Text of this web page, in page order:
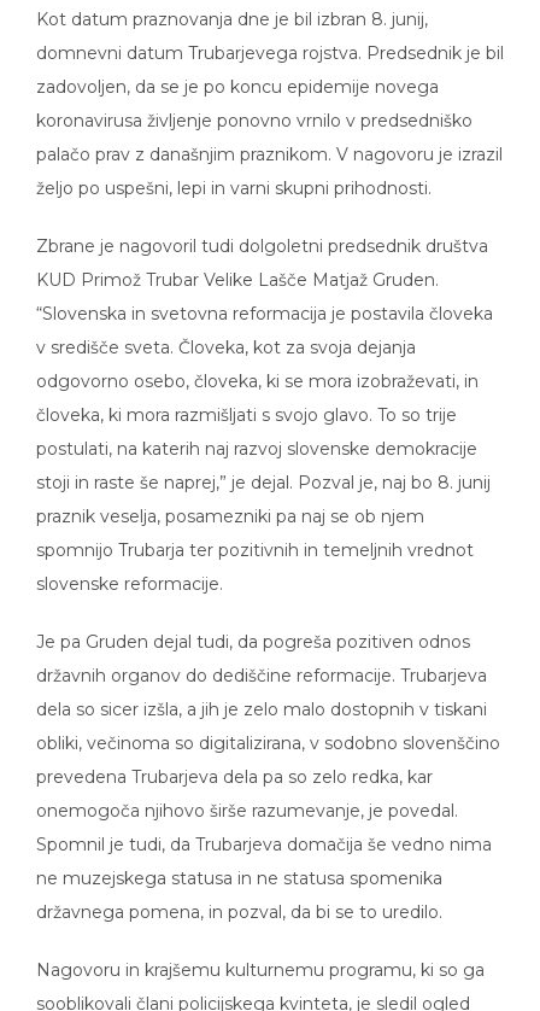
domnevni datum Trubarjevega rojstva. Predsednik je bil
zadovoljen, da se je po koncu epidemije novega
koronavirusa življenje ponovno vrnilo v predsedniško
palačo prav z današnjim praznikom. V nagovoru je izrazil
željo po uspešni, lepi in varni skupni prihodnosti.
KUD Primož Trubar Velike Lašče Matjaž Gruden.
“Slovenska in svetovna reformacija je postavila človeka
v središče sveta. Človeka, kot za svoja dejanja
odgovorno osebo, človeka, ki se mora izobraževati, in
človeka, ki mora razmišljati s svojo glavo. To so trije
postulati, na katerih naj razvoj slovenske demokracije
stoji in raste še naprej,” je dejal. Pozval je, naj bo 8. junij
praznik veselja, posamezniki pa naj se ob njem
spomnijo Trubarja ter pozitivnih in temeljnih vrednot
slovenske reformacije.
državnih organov do dediščine reformacije. Trubarjeva
dela so sicer izšla, a jih je zelo malo dostopnih v tiskani
obliki, večinoma so digitalizirana, v sodobno slovenščino
prevedena Trubarjeva dela pa so zelo redka, kar
onemogoča njihovo širše razumevanje, je povedal.
Spomnil je tudi, da Trubarjeva domačija še vedno nima
ne muzejskega statusa in ne statusa spomenika
državnega pomena, in pozval, da bi se to uredilo.
sooblikovali člani policijskega kvinteta, je sledil ogled